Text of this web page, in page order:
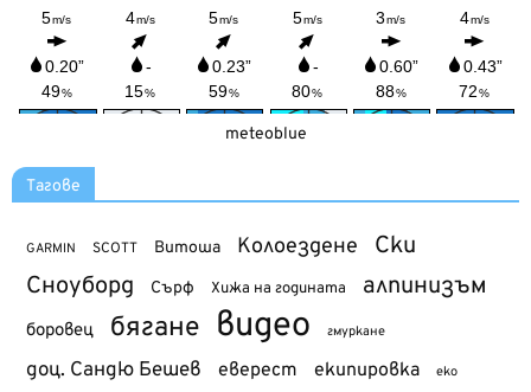
meteoblue
Тагове
GARMIN SCOTT Витоша Колоездене Ски
Сноуборд Сърф Хижа на годината алпинизъм
боровец бягане видео гмуркане
доц. Сандю Бешев еверест екипировка еко